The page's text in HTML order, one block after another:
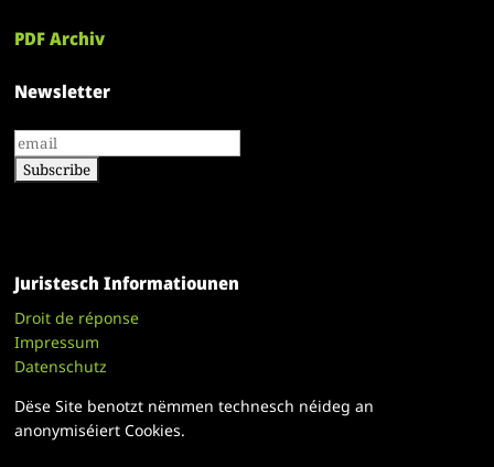
PDF Archiv
Newsletter
Juristesch Informatiounen
Droit de réponse
Impressum
Datenschutz
Dëse Site benotzt nëmmen technesch néideg an
anonymiséiert Cookies.